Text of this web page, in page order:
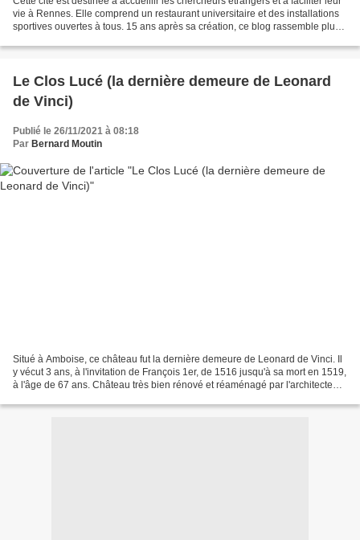
vie à Rennes. Elle comprend un restaurant universitaire et des installations
sportives ouvertes à tous. 15 ans après sa création, ce blog rassemble plus
Le Clos Lucé (la dernière demeure de Leonard
de Vinci)
Publié le 26/11/2021 à 08:18
Par Bernard Moutin
Situé à Amboise, ce château fut la dernière demeure de Leonard de Vinci. Il
y vécut 3 ans, à l'invitation de François 1er, de 1516 jusqu'à sa mort en 1519,
à l'âge de 67 ans. Château très bien rénové et réaménagé par l'architecte